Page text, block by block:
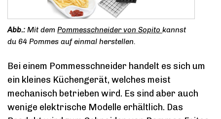
Mit dem Pommesschneider von Sopito kannst
du 64 Pommes auf einmal herstellen.
Bei einem Pommesschneider handelt es sich um
ein kleines Küchengerät, welches meist
mechanisch betrieben wird. Es sind aber auch
wenige elektrische Modelle erhältlich. Das